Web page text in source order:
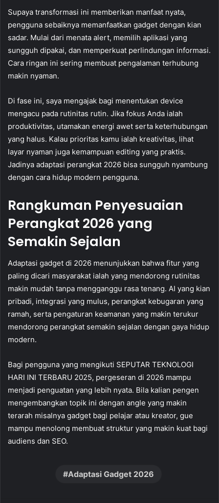
Supaya transformasi ini memberikan manfaat nyata,
pengguna sebaiknya memanfaatkan gadget dengan kian
sadar. Mulai dari menata alert, memilih aplikasi yang
sungguh dipakai, dan memperkuat perlindungan informasi.
Cara ringan ini sering membuat pengalaman terhubung
makin nyaman.
Di fase ini, saya mengajak bagi menentukan device
mengacu pada rutinitas rutin. Jika fokus Anda ialah
produktivitas, utamakan energi awet serta keterhubungan
yang halus. Kalau prioritas kamu ialah kreativitas, lihat
layar nyaman juga kemampuan editing yang praktis.
Jadinya adaptasi perangkat 2026 bisa sungguh nyambung
dengan cara hidup modern pengguna.
Rangkuman Penyesuaian
Perangkat 2026 yang
Semakin Sejalan
Adaptasi gadget di 2026 menunjukkan bahwa fitur yang
paling dicari masyarakat ialah yang mendorong rutinitas
makin mudah tanpa mengganggu rasa tenang. AI yang kian
pribadi, integrasi yang mulus, perangkat kebugaran yang
ramah, serta pengaturan keamanan yang makin terukur
mendorong perangkat semakin sejalan dengan gaya hidup
modern.
Bagi pengguna yang mengikuti SEPUTAR TEKNOLOGI
HARI INI TERBARU 2025, pergeseran di 2026 mampu
menjadi penguatan yang lebih nyata. Bila kalian pengen
mengembangkan topik ini dengan angle yang makin
terarah misalnya gadget bagi pelajar atau kreator, gue
mampu menolong membuat struktur yang makin kuat bagi
audiens dan SEO.
Adaptasi Gadget 2026